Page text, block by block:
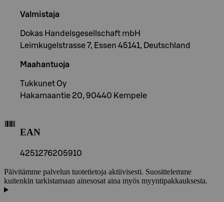
Valmistaja
Dokas Handelsgesellschaft mbH
Leimkugelstrasse 7, Essen 45141, Deutschland
Maahantuoja
Tukkunet Oy
Hakamaantie 20, 90440 Kempele
EAN
4251276205910
Päivitämme palvelun tuotetietoja aktiivisesti. Suosittelemme
kuitenkin tarkistamaan ainesosat aina myös myyntipakkauksesta.